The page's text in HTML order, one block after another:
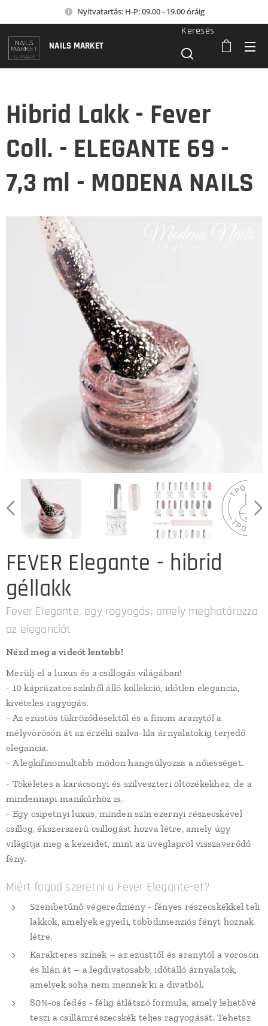
Nyitvatartás: H-P: 09.00 - 19.00 óráig
NAILS MARKET
Keresés
Hibrid Lakk - Fever
Coll. - ELEGANTE 69 -
7,3 ml - MODENA NAILS
FEVER Elegante - hibrid
géllakk
Fever Elegante, egy ragyogás, amely meghatározza
az eleganciát
Nézd meg a videót lentebb!
Merülj el a luxus és a csillogás világában!
- 10 káprázatos színből álló kollekció, időtlen elegancia,
kivételes ragyogás.
- Az ezüstös tükröződésektől és a finom aranytól a
mélyvörösön át az érzéki szilva-lila árnyalatokig terjedő
elegancia.
- A legkifinomultabb módon hangsúlyozza a nőiességet.
- Tökéletes a karácsonyi és szilveszteri öltözékekhez, de a
mindennapi manikűrhöz is.
- Egy csipetnyi luxus, minden szín ezernyi részecskével
csillog, ékszerszerű csillogást hozva létre, amely úgy
világítja meg a kezeidet, mint az üveglapról visszaverődő
fény.
Miért fogod szeretni a Fever Elegante-et?
Szembetűnő végeredmény - fényes részecskékkel teli
lakkok, amelyek egyedi, többdimenziós fényt hoznak
létre.
Karakteres színek – az ezüsttől és aranytól a vörösön
és lilán át – a legdivatosabb, időtálló árnyalatok,
amelyek soha nem mennek ki a divatból.
80%-os fedés - félig átlátszó formula, amely lehetővé
teszi a csillámrészecskék teljes ragyogását. Tehetsz